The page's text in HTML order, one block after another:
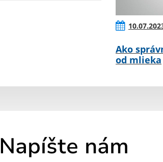
Ako
od mlieka
Napíšte nám